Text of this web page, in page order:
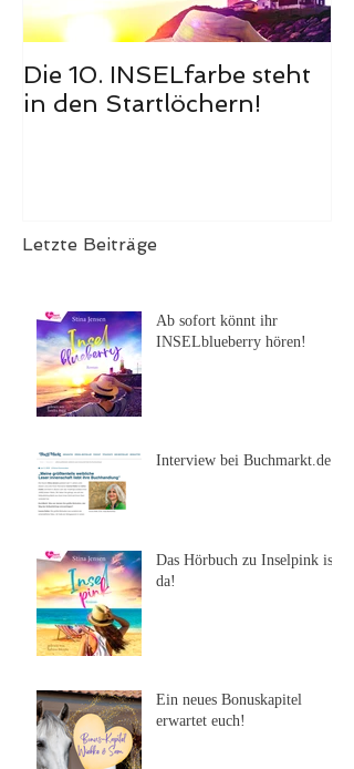
Die 10. INSELfarbe steht
in den Startlöchern!
Letzte Beiträge
Ab sofort könnt ihr
INSELblueberry hören!
Interview bei Buchmarkt.de
Das Hörbuch zu Inselpink ist
da!
Ein neues Bonuskapitel
erwartet euch!